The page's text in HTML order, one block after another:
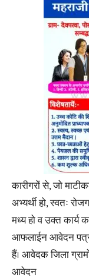
कारीगरों से, जो
अभ्यर्थी हो, स्वतः
मध्य हो व उक्त कार्य
आफलाईन आवेदन
हैं। आवेदक जिला
आवेदन